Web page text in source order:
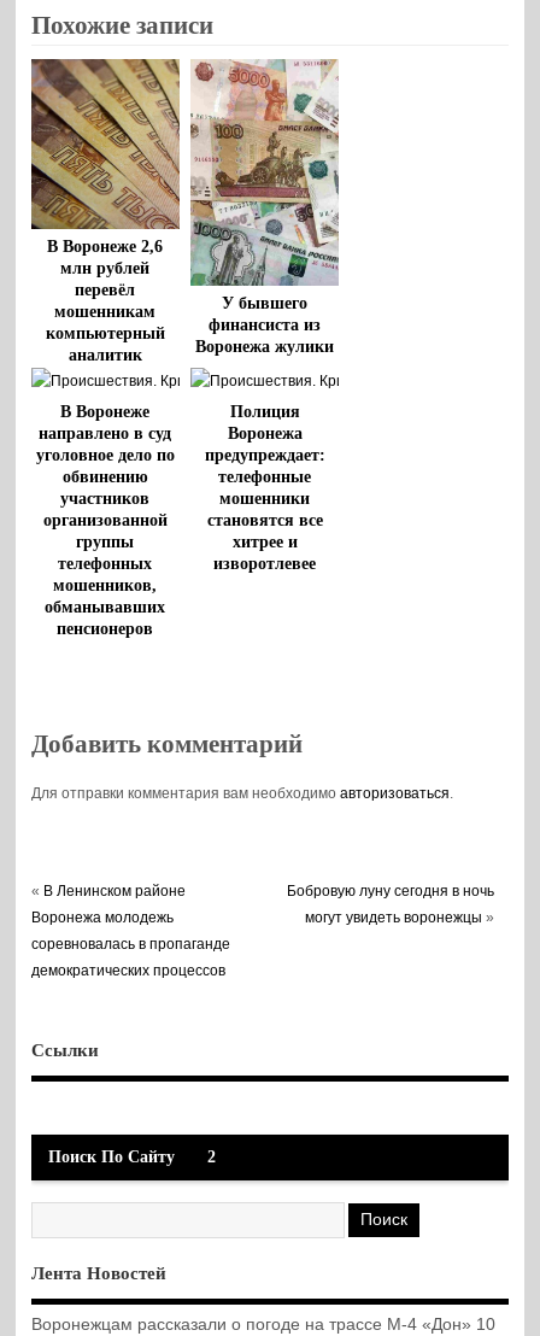
Похожие записи
В Воронеже 2,6
млн рублей
перевёл
мошенникам
компьютерный
аналитик
У бывшего
финансиста из
Воронежа жулики
миллиона рублей
В Воронеже
направлено в суд
уголовное дело по
обвинению
участников
организованной
группы
телефонных
мошенников,
обманывавших
пенсионеров
Полиция
Воронежа
предупреждает:
телефонные
мошенники
становятся все
хитрее и
изворотлевее
Добавить комментарий
Для отправки комментария вам необходимоавторизоваться.
« В Ленинском районе
Воронежа молодежь
соревновалась в пропаганде
демократических процессов
Бобровую луну сегодня в ночь
могут увидеть воронежцы »
Ссылки
Поиск По Сайту 2
Лента Новостей
Воронежцам рассказали о погоде на трассе М-4 «Дон» 10